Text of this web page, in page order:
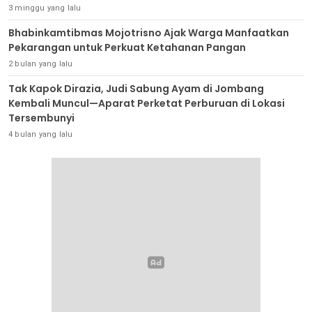
3 minggu yang lalu
Bhabinkamtibmas Mojotrisno Ajak Warga Manfaatkan
Pekarangan untuk Perkuat Ketahanan Pangan
2 bulan yang lalu
Tak Kapok Dirazia, Judi Sabung Ayam di Jombang
Kembali Muncul—Aparat Perketat Perburuan di Lokasi
Tersembunyi
4 bulan yang lalu